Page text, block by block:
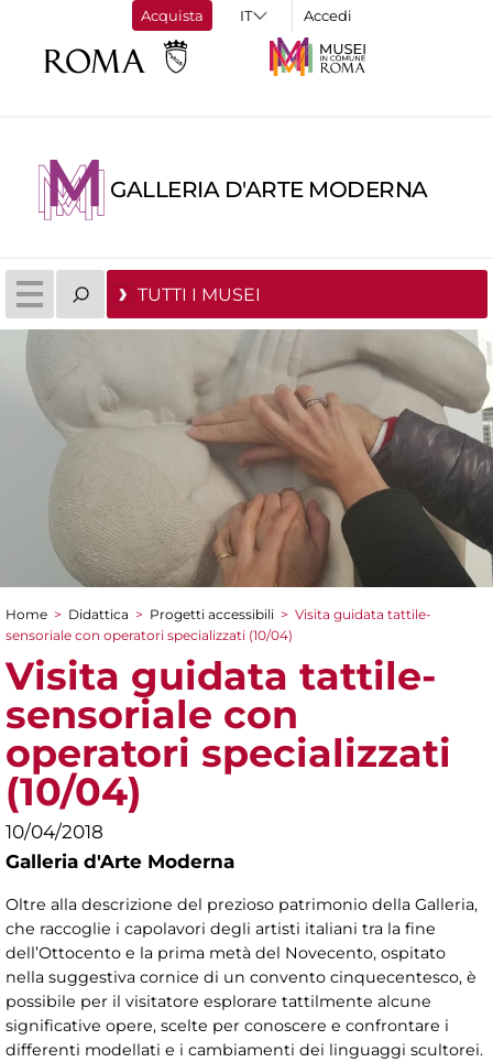
Acquista Accedi
GALLERIA D'ARTE MODERNA
TUTTI I MUSEI
Tu sei qui
Home > Didattica > Progetti accessibili > Visita guidata tattile-
sensoriale con operatori specializzati (10/04)
Visita guidata tattile-
sensoriale con
operatori specializzati
(10/04)
10/04/2018
Galleria d'Arte Moderna
Oltre alla descrizione del prezioso patrimonio della Galleria,
che raccoglie i capolavori degli artisti italiani tra la fine
dell’Ottocento e la prima metà del Novecento, ospitato
nella suggestiva cornice di un convento cinquecentesco, è
possibile per il visitatore esplorare tattilmente alcune
significative opere, scelte per conoscere e confrontare i
differenti modellati e i cambiamenti dei linguaggi scultorei.